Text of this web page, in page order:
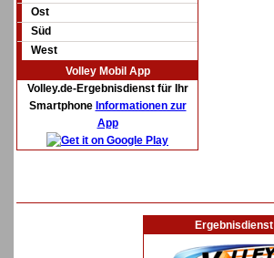
Ost
Süd
West
Volley Mobil App
Volley.de-Ergebnisdienst für Ihr
Smartphone Informationen zur
App
Ergebnisdienst